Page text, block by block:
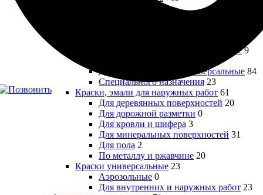
Для потолков специализированные 9
Для стен и потолков универсальные 84
Специального назначения 23
Краски, эмали для наружных работ 61
Для деревянных поверхностей 20
Для дорожной разметки 0
Для кровли и шифера 3
Для минеральных поверхностей 31
Для пола 2
По металлу и ржавчине 20
Краски универсальные 23
Аэрозольные 0
Для внутренних и наружных работ 23